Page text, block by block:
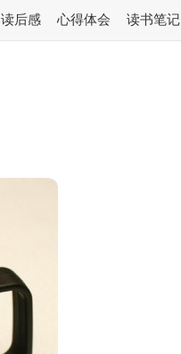
读后感 心得体会 读书笔记